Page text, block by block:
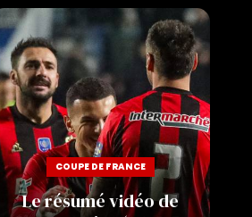
COUPE DE FRANCE
Le résumé vidéo de